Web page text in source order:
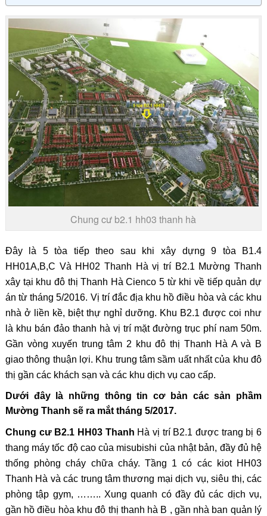
Chung cư b2.1 hh03 thanh hà
Đây là 5 tòa tiếp theo sau khi xây dựng 9 tòa B1.4
HH01A,B,C Và HH02 Thanh Hà vị trí B2.1 Mường Thanh
xây tại khu đô thị Thanh Hà Cienco 5 từ khi về tiếp quản dự
án từ tháng 5/2016. Vị trí đắc địa khu hồ điều hòa và các khu
nhà ở liền kề, biệt thự nghỉ dưỡng. Khu B2.1 được coi như
là khu bán đảo thanh hà vị trí mặt đường trục phí nam 50m.
Gần vòng xuyến trung tâm 2 khu đô thị Thanh Hà A và B
giao thông thuận lợi. Khu trung tâm sầm uất nhất của khu đô
thị gần các khách sạn và các khu dịch vụ cao cấp.
Dưới đây là những thông tin cơ bản các sản phầm
Mường Thanh sẽ ra mắt tháng 5/2017.
Chung cư B2.1 HH03 Thanh Hà vị trí B2.1 được trang bị 6
thang máy tốc độ cao của misubishi của nhật bản, đầy đủ hệ
thống phòng cháy chữa cháy. Tầng 1 có các kiot HH03
Thanh Hà và các trung tâm thương mại dịch vụ, siêu thị, các
phòng tập gym, …….. Xung quanh có đầy đủ các dịch vụ,
gần hồ điều hòa khu đô thị thanh hà B , gần nhà ban quản lý